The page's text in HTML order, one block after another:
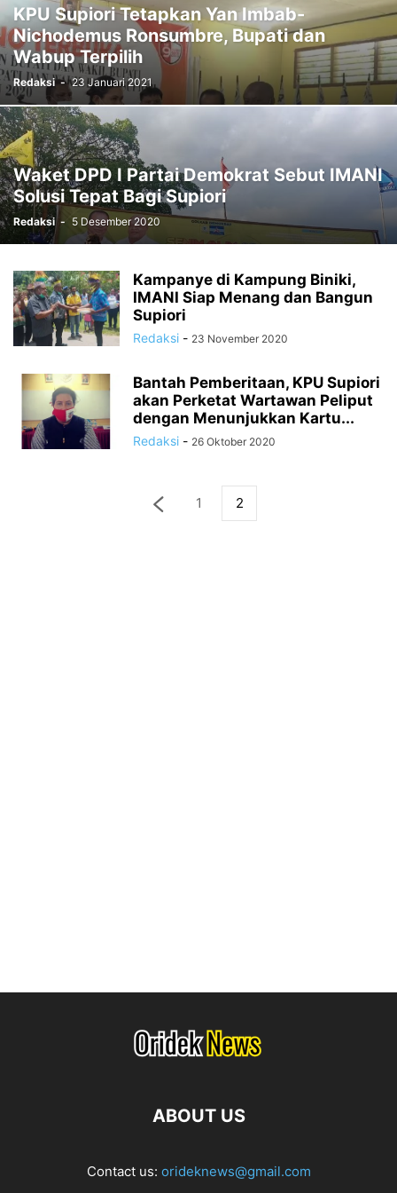
RELIGI SOCCER SORONG SORONG SELATAN SOSIAL
SPORTS STTP MANOKWARI SUARA DARI KAMPUNG SUPIORI
TAK BERKATEGORI TAMBRAUW TELUK BINTUNI
TELUK WONDAMA TIMIKA VIDEO WAMENA
KPU Supiori Tetapkan Yan Imbab-
Nichodemus Ronsumbre, Bupati dan
Wabup Terpilih
Redaksi - 23 Januari 2021
Waket DPD I Partai Demokrat Sebut IMANI
Solusi Tepat Bagi Supiori
Redaksi - 5 Desember 2020
Kampanye di Kampung Biniki,
IMANI Siap Menang dan Bangun
Supiori
Redaksi - 23 November 2020
Bantah Pemberitaan, KPU Supiori
akan Perketat Wartawan Peliput
dengan Menunjukkan Kartu...
Redaksi - 26 Oktober 2020
1 2
ABOUT US
Contact us: orideknews@gmail.com